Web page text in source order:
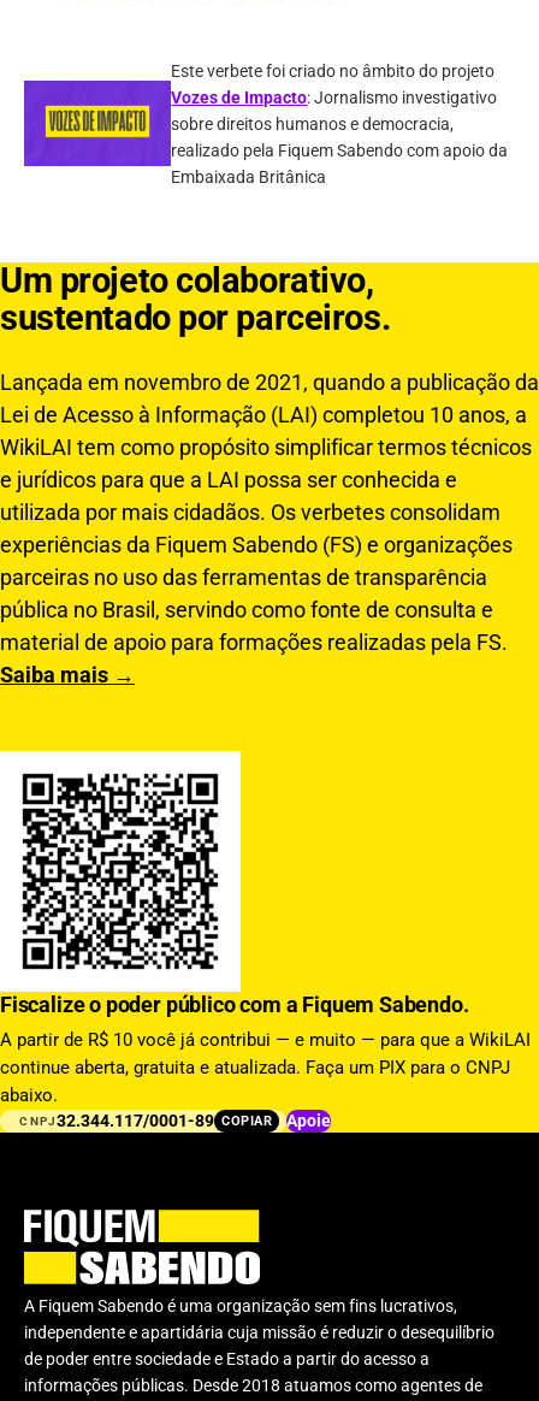
Este verbete foi criado no âmbito do projeto
Vozes de Impacto: Jornalismo investigativo
sobre direitos humanos e democracia,
realizado pela Fiquem Sabendo com apoio da
Embaixada Britânica
Um projeto colaborativo,
sustentado por parceiros.
Lançada em novembro de 2021, quando a publicação da
Lei de Acesso à Informação (LAI) completou 10 anos, a
WikiLAI tem como propósito simplificar termos técnicos
e jurídicos para que a LAI possa ser conhecida e
utilizada por mais cidadãos. Os verbetes consolidam
experiências da Fiquem Sabendo (FS) e organizações
parceiras no uso das ferramentas de transparência
pública no Brasil, servindo como fonte de consulta e
material de apoio para formações realizadas pela FS.
Saiba mais →
Fiscalize o poder público com a Fiquem Sabendo.
A partir de R$ 10 você já contribui — e muito — para que a WikiLAI
continue aberta, gratuita e atualizada. Faça um PIX para o CNPJ
abaixo.
CNPJ32.344.117/0001-89 COPIAR Apoie
A Fiquem Sabendo é uma organização sem fins lucrativos,
independente e apartidária cuja missão é reduzir o desequilíbrio
de poder entre sociedade e Estado a partir do acesso a
informações públicas. Desde 2018 atuamos como agentes de